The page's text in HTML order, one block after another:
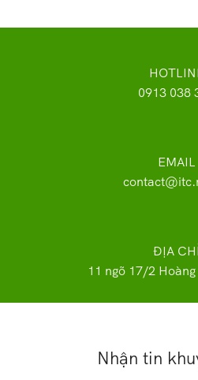
0913 038
EMAIL
ĐỊA
11 ngõ 17/2
Nhận tin